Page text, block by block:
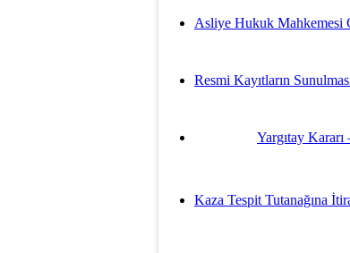
Asliye Hukuk Mahkemesi
Resmi Kayıtların
Yargıtay
Kaza Tespit Tutanağına